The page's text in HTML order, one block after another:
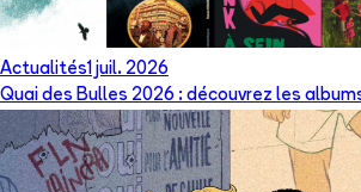
Actualités1 juil. 2026
Quai des Bulles 2026 : découvrez les